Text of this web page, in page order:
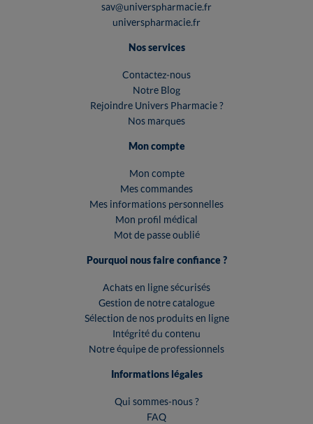
sav@universpharmacie.fr
universpharmacie.fr
Nos services
Contactez-nous
Notre Blog
Rejoindre Univers Pharmacie ?
Nos marques
Mon compte
Mon compte
Mes commandes
Mes informations personnelles
Mon profil médical
Mot de passe oublié
Pourquoi nous faire confiance ?
Achats en ligne sécurisés
Gestion de notre catalogue
Sélection de nos produits en ligne
Intégrité du contenu
Notre équipe de professionnels
Informations légales
Qui sommes-nous ?
FAQ